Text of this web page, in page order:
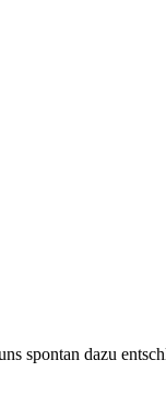
spontan dazu